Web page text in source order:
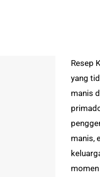
Resep
yang
manis
manis,